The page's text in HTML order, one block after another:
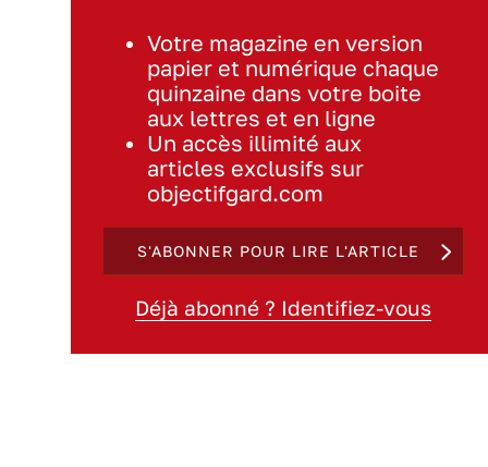
Votre magazine en version
papier et numérique chaque
quinzaine dans votre boite
aux lettres et en ligne
Un accès illimité aux
articles exclusifs sur
objectifgard.com
S'ABONNER POUR LIRE L'ARTICLE
Déjà abonné ? Identifiez-vous